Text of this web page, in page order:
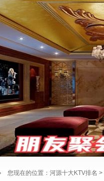
您现在的位置： 河源十大KTV排名 >